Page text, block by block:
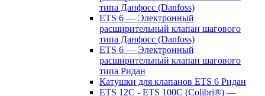
типа Данфосс (Danfoss)
ETS 6 — Электронный
расширительный клапан шагового
типа Данфосс (Danfoss)
ETS 6 — Электронный
расширительный клапан шагового
типа Ридан
Катушки для клапанов ETS 6 Ридан
ETS 12C - ETS 100C (Colibri®) —